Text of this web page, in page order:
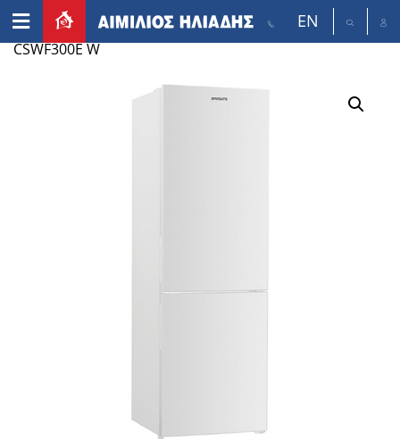
EN
Home /Appliances/Refrigerators/ DAVOLIVE REF
CSWF300E W